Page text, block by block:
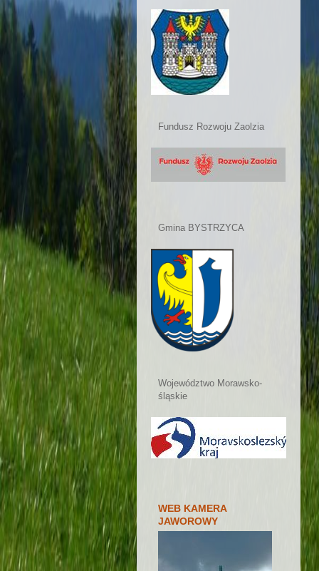
Fundusz Rozwoju Zaolzia
Gmina BYSTRZYCA
Województwo Morawsko-
śląskie
WEB KAMERA
JAWOROWY